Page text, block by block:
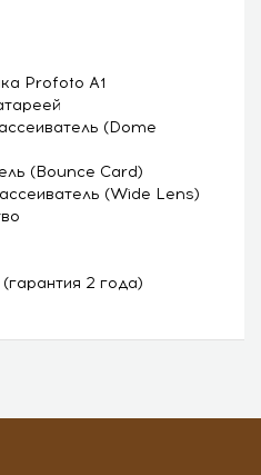
Profoto A1
(Dome
(Bounce Card)
(Wide Lens)
2 года)